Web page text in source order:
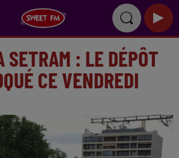
SETRAM : LE DÉPÔT
CE VENDREDI